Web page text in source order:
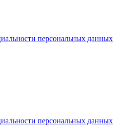
персональных данных
персональных данных